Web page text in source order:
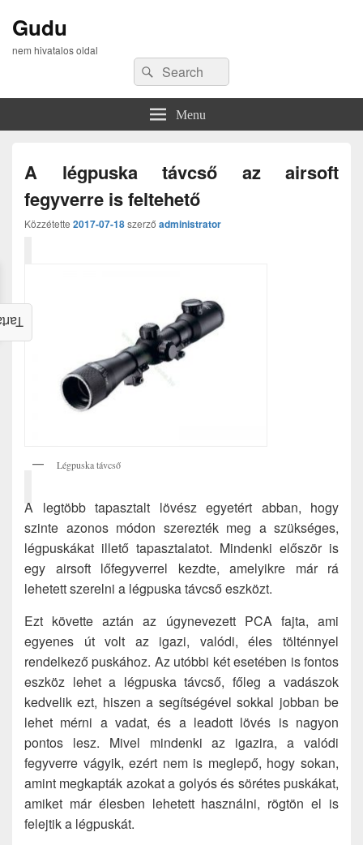
Gudu
nem hivatalos oldal
Search
for:
Search
Menu
A légpuska távcső az airsoft
fegyverre is feltehető
Közzétette 2017-07-18szerző administrator
Légpuska távcső
A legtöbb tapasztalt lövész egyetért abban, hogy
szinte azonos módon szerezték meg a szükséges,
légpuskákat illető tapasztalatot. Mindenki először is
egy airsoft lőfegyverrel kezdte, amelyikre már rá
lehetett szerelni a légpuska távcső eszközt.
Ezt követte aztán az úgynevezett PCA fajta, ami
egyenes út volt az igazi, valódi, éles tölténnyel
rendelkező puskához. Az utóbbi két esetében is fontos
eszköz lehet a légpuska távcső, főleg a vadászok
kedvelik ezt, hiszen a segítségével sokkal jobban be
lehet mérni a vadat, és a leadott lövés is nagyon
pontos lesz. Mivel mindenki az igazira, a valódi
fegyverre vágyik, ezért nem is meglepő, hogy sokan,
amint megkapták azokat a golyós és sörétes puskákat,
amiket már élesben lehetett használni, rögtön el is
felejtik a légpuskát.